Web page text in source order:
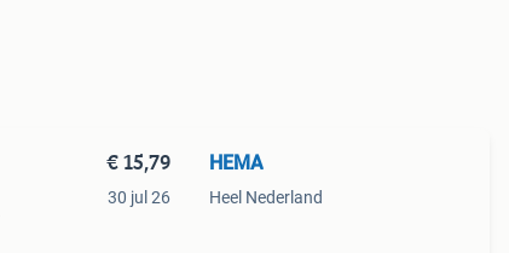
€ 15,79
30 jul 26
HEMA
Heel Nederland